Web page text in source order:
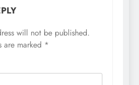
will not be published.
are marked *